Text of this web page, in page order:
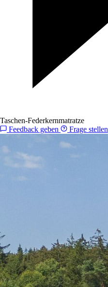
Taschen-Federkernmatratze
Feedback geben
Frage stellen